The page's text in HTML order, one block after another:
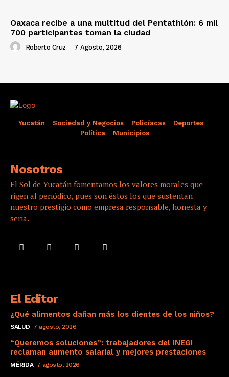
Oaxaca recibe a una multitud del Pentathlón: 6 mil
700 participantes toman la ciudad
Roberto Cruz - 7 Agosto, 2026
Yucatán Sociedad y Negocios Policíacas
Deportes
Política
Municipios
Nosotros
El Sol de Yucatán fomentamos los valores morales que
rigen al periódico, pues son éstos los que sustentan
nuestro prestigio como empresa responsable, honesta y
seria.
El Editor
¿Qué alimentos dañan más los dientes de los niños?
SALUD 7 agosto, 2026
“Queremos soluciones”: trabajadores del INEGI
reclaman aumento salarial y mejores prestaciones
MÉRIDA 7 agosto, 2026